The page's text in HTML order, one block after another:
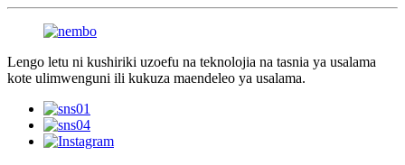
Lengo letu ni kushiriki uzoefu na teknolojia na tasnia ya usalama
kote ulimwenguni ili kukuza maendeleo ya usalama.